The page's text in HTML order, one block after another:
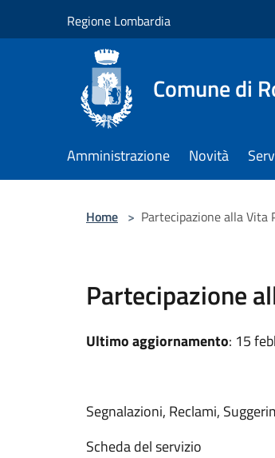
Regione Lombardia
Comune di
Amministrazione Novità
Home > Partecipazione alla Vita
Partecipazione
Ultimo aggiornamento: 15
Segnalazioni, Reclami,
Scheda del servizio